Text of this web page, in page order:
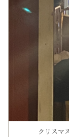
クリスマ